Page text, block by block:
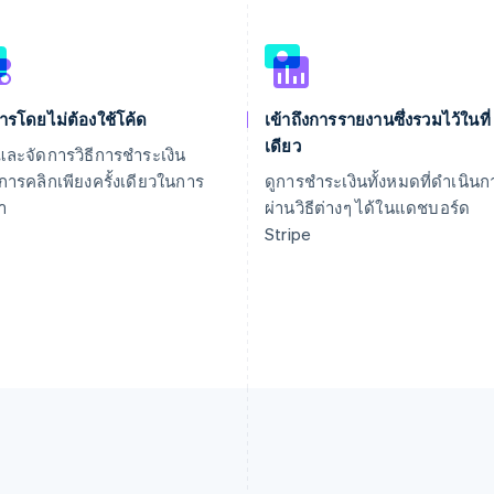
รโดยไม่ต้องใช้โค้ด
ละจัดการวิธีการชำระเงิน
ารคลิกเพียงครั้งเดียวในการ
เข้าถึงการรายงานซึ่งรวมไว้ในที่
เดียว
ดูการชำระเงินทั้งหมดที่ดำเนินก
ผ่านวิธีต่างๆ ได้ในแดชบอร์ด
Stripe